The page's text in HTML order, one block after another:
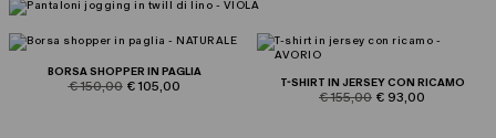
BORSA SHOPPER IN PAGLIA
product.price.original
€ 150,00 product.price.sale
€ 105,00 T-SHIRT IN JERSEY CON RICAMO
product.price.original
€ 155,00 product.price.sale
€ 93,00